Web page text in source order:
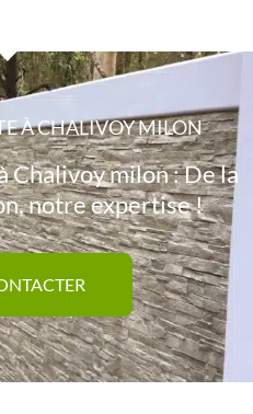
À CHALIVOY MILON
Chalivoy milon : De la
notre expertise !